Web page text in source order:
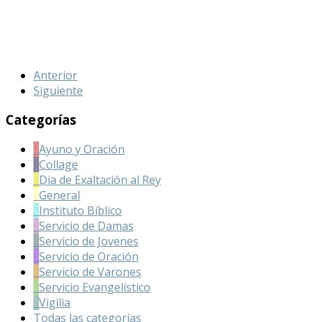
Anterior
Siguiente
Categorías
Ayuno y Oración
Collage
Dia de Exaltación al Rey
General
Instituto Bíblico
Servicio de Damas
Servicio de Jovenes
Servicio de Oración
Servicio de Varones
Servicio Evangelístico
Vigilia
Todas las categorías